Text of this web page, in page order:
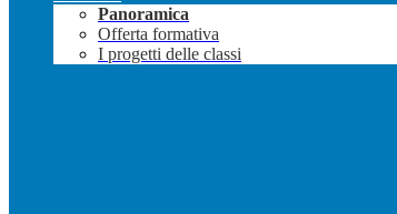
Panoramica
Offerta formativa
I progetti delle classi